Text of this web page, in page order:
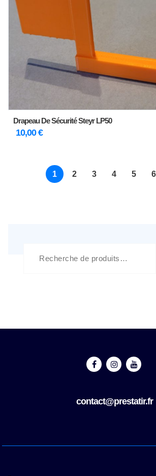
Drapeau De Sécurité Steyr LP50
10,00€
1 2 3 4 5 6
contact@prestatir.fr